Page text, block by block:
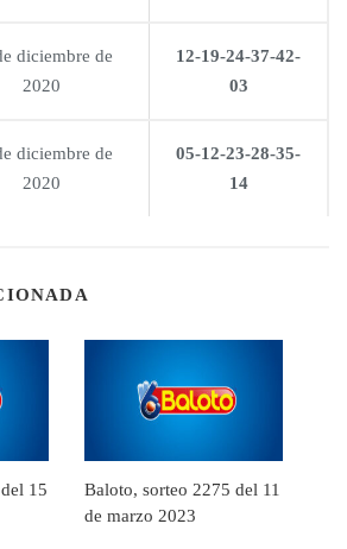
diciembre de
2020
12-19-24-37-42-
03
diciembre de
2020
05-12-23-28-35-
14
15
Baloto, sorteo 2275 del 11
de marzo 2023